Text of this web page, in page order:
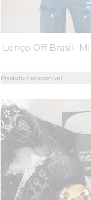
Lenço Off Brasil-
Produto Indisponível